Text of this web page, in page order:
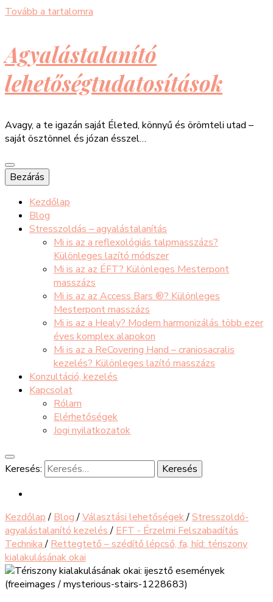
Tovább a tartalomra
Agyalástalanító
lehetőségtudatosítások
Avagy, a te igazán saját Életed, könnyű és örömteli utad –
saját ösztönnel és józan ésszel…
Bezárás
Kezdőlap
Blog
Stresszoldás – agyalástalanítás
Mi is az a reflexológiás talpmasszázs?
Különleges lazító módszer
Mi is az az ÉFT? Különleges Mesterpont
masszázs
Mi is az az Access Bars ®? Különleges
Mesterpont masszázs
Mi is az a Healy? Modern harmonizálás több ezer
éves komplex alapokon
Mi is az a ReCovering Hand – craniosacralis
kezelés? Különleges lazító masszázs
Konzultáció, kezelés
Kapcsolat
Rólam
Elérhetőségek
Jogi nyilatkozatok
Keresés:
Kezdőlap / Blog/Választási lehetőségek/Stresszoldó-
agyalástalanító kezelés/ EFT - Érzelmi Felszabadítás
Technika/ Rettegtető – szédítő lépcső, fa, híd: tériszony
kialakulásának okai